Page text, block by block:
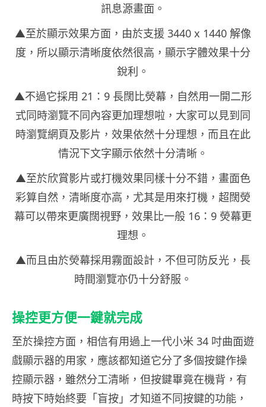
訊息源畫面。
▲至於顯示效果方面，由於支援 3440 x 1440 解像
度，所以顯示清晰度依然很高，顯示字體效果十分
銳利。
▲不過它採用 21：9 長闊比熒幕，自然用一開二形
式同時瀏覽不同內容更加理想啦，大家可以見到同
時瀏覽網頁及影片，效果依然十分理想，而且在此
情況下文字顯示依然十分清晰。
▲至於欣賞影片或打機效果同樣十分不錯，畫面色
彩算自然，清晰度亦高，尤其是用來打機，超闊熒
幕可以帶來更廣闊視野，效果比一般 16：9 熒幕更
理想。
▲而且由於熒幕採用霧面設計，不但可防反光，長
時間瀏覽亦仍十分舒服。
操控更方便一鍵就完成
至於操控方面，相信有用過上一代小米 34 吋曲面遊
戲顯示器的用家，應該都知道它分了多個按鍵作操
控顯示器，雖然分工清晰，但按鍵畢竟在機背，有
時按下時始終要「盲按」才知道不同按鍵的功能，